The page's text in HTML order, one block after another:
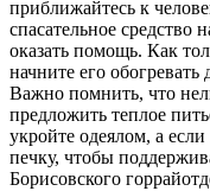
приближайтесь к
спасательное средство
оказать помощь. Как
начните его
Важно помнить, что
предложить теплое
укройте одеялом, а
печку, чтобы
Борисовского